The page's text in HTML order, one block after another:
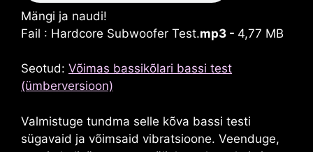
Mängi ja naudi!
Fail : Hardcore Subwoofer Test.mp3 - 4,77 MB
Seotud: Võimas bassikõlari bassi test
(ümberversioon)
Valmistuge tundma selle kõva bassi testi
sügavaid ja võimsaid vibratsioone. Veenduge,